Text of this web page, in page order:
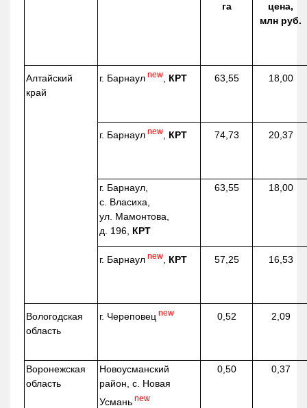
га
цена,
млн руб.
Алтайский
край
г. Барнаул new КРТ 63,55 18,00
г. Барнаул new КРТ 74,73 20,37
г. Барнаул,
с. Власиха,
ул. Мамонтова,
д. 196, КРТ
63,55 18,00
г. Барнаул new КРТ 57,25 16,53
Вологодская
область
г. Череповец new 0,52 2,09
Воронежская
область
Новоусманский
район, с. Новая
Усмань new
0,50 0,37